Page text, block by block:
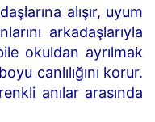
alışır, uyum
arkadaşlarıyla
okuldan ayrılmak
canlılığını korur.
anılar arasında